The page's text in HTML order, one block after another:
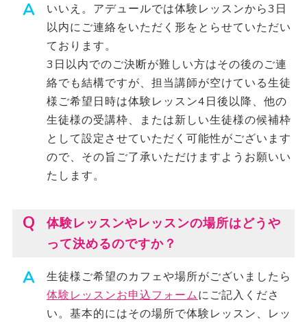
いいえ。アデュールでは体験レッスンから3日
以内にご連絡をいただく形をとらせていただい
ております。
3日以内でのご決断が難しい方はその後のご連
絡でも結構ですが、担当講師が空けている生徒
様ご希望日時は体験レッスン4日後以降、他の
生徒様の受講枠、または新しい生徒様の候補枠
として設定させていただく可能性がございます
ので、その旨ご了承いただけますようお願いい
たします。
体験レッスンやレッスンの場所はどうや
って決めるのですか？
生徒様ご希望のカフェや場所がございましたら
体験レッスンお申込フォームにご記入くださ
い。基本的にはその場所で体験レッスン、レッ